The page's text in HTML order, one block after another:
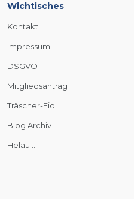
Wichtisches
Kontakt
Impressum
DSGVO
Mitgliedsantrag
Träscher-Eid
Blog Archiv
Helau...